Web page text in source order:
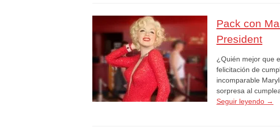
Pack con
President
¿Quién mejor que
felicitación de
incomparable
sorpresa al
Seguir leyendo →